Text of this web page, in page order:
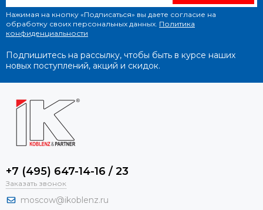
Нажимая на кнопку «Подписаться» вы даете согласие на
обработку своих персональных данных. Политика
конфиденциальности
Подпишитесь на рассылку, чтобы быть в курсе наших
новых поступлений, акций и скидок.
+7 (495) 647-14-16 / 23
Заказать звонок
moscow@ikoblenz.ru